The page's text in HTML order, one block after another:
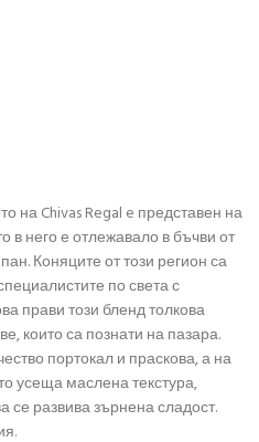
на Chivas Regal e представен на
в него е отлежавало в бъчви от
Коняците от този регион са
по света с
прави този бленд толкова
които са познати на пазара.
портокал и праскова, а на
усеща маслена текстура,
се развива зърнена сладост.